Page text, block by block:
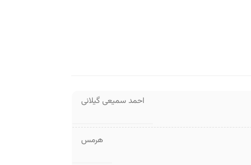
احمد سمیعی گیلانی
هرمس